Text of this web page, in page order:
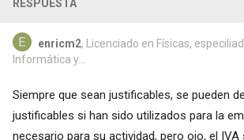
RESPUESTA
enricm2, Licenciado en Físicas,
Informática y...
Siempre que sean justificables, se pueden
justificables si han sido utilizados para la
necesario para su actividad, pero ojo, el IVA